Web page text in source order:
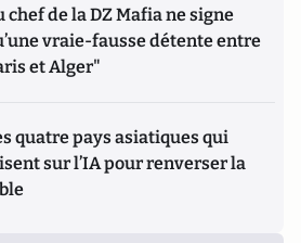
chef de la DZ Mafia ne signe
vraie-fausse détente entre
et Alger"
quatre pays asiatiques qui
sur l’IA pour renverser la